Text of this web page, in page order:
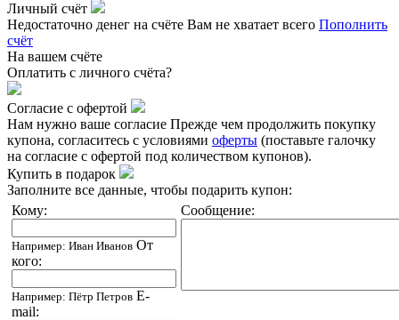
Личный счёт
Недостаточно денег на счёте Вам не хватает всего Пополнить
счёт
На вашем счёте
Оплатить с личного счёта?
Согласие с офертой
Нам нужно ваше согласие Прежде чем продолжить покупку
купона, согласитесь с условиями оферты (поставьте галочку
на согласие с офертой под количеством купонов).
Купить в подарок
Заполните все данные, чтобы подарить купон:
Кому:
Например: Иван Иванов От
кого:
Например: Пётр Петров E-
mail:
Сообщение: